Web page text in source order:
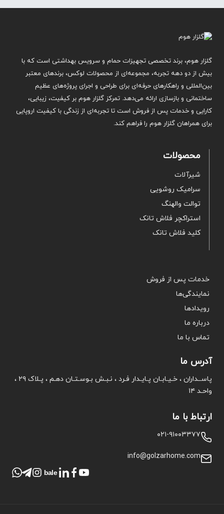
bale
آدرس ما
پاســداران ، خـیـابـان پـایـدار فـرد ، نـبـش بـوسـتـان دهـم ، پـلاک ۲۹ ،
واحـد ۱۴
ارتباط با ما
۰۲۱-۹۱۰۰۳۳۷۷
info@golzarhome.com
گلزار هوم، برند تخصصی تجهیزات حمام و سرویس بهداشتی است که با
بیش از دو دهه تجربه، مجموعه‌ای از محصولات لوکس، برندهای معتبر
بین‌المللی و راهکارهای حرفه‌ای برای طراحی و اجرای پروژه‌های عظیم
ساختمانی و بازسازی ارائه می‌دهد. تمرکز گلزار هوم بر کیفیت، زیبایی،
کارایی و خدمات پس از فروش است تا تجربه‌ای از زندگی با کیفیت اروپایی
برای همراهان گلزار هوم را فراهم کند.
خدمات پس از فروش
نمایندگی‌ها
رویدادها
درباره ما
تماس با ما
محصولات
شیرآلات
سرامیک روشویی
توالت والهنگ
استراکچر فلاش تانک
کلید فلاش تانک